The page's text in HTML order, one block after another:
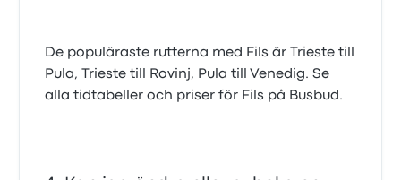
De populäraste rutterna med Fils är Trieste till
Pula, Trieste till Rovinj, Pula till Venedig. Se
alla tidtabeller och priser för Fils på Busbud.